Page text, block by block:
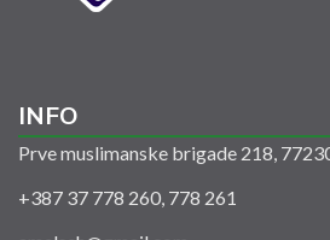
INFO
Prve muslimanske brigade 218,
+387 37 778 260, 778 261